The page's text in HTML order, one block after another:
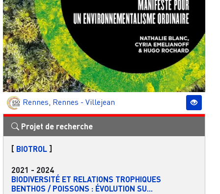
Rennes, Rennes - Villejean
Projet de recherche
[ BIOTROL]
2021 - 2024
BIODIVERSITÉ ET RELATIONS TROPHIQUES
BENTHOS / POISSONS : ÉVOLUTION SU...